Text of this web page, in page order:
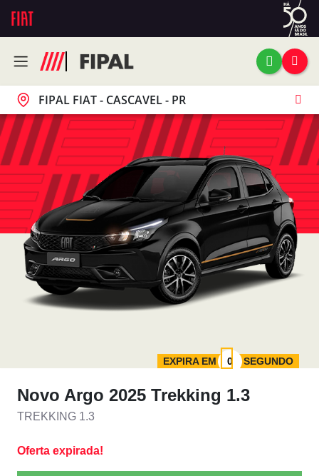
FIPAL FIAT - CASCAVEL - PR
EXPIRA EM SEGUNDO
Novo Argo 2025 Trekking 1.3
TREKKING 1.3
Oferta expirada!